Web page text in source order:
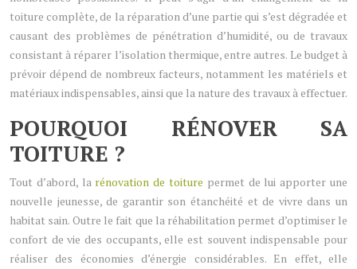
toiture complète, de la réparation d’une partie qui s’est dégradée et
causant des problèmes de pénétration d’humidité, ou de travaux
consistant à réparer l’isolation thermique, entre autres. Le budget à
prévoir dépend de nombreux facteurs, notamment les matériels et
matériaux indispensables, ainsi que la nature des travaux à effectuer.
POURQUOI RÉNOVER SA
TOITURE ?
Tout d’abord, la rénovation de toiture permet de lui apporter une
nouvelle jeunesse, de garantir son étanchéité et de vivre dans un
habitat sain. Outre le fait que la réhabilitation permet d’optimiser le
confort de vie des occupants, elle est souvent indispensable pour
réaliser des économies d’énergie considérables. En effet, elle